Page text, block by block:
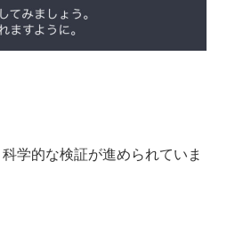
学的な検証が進められていま